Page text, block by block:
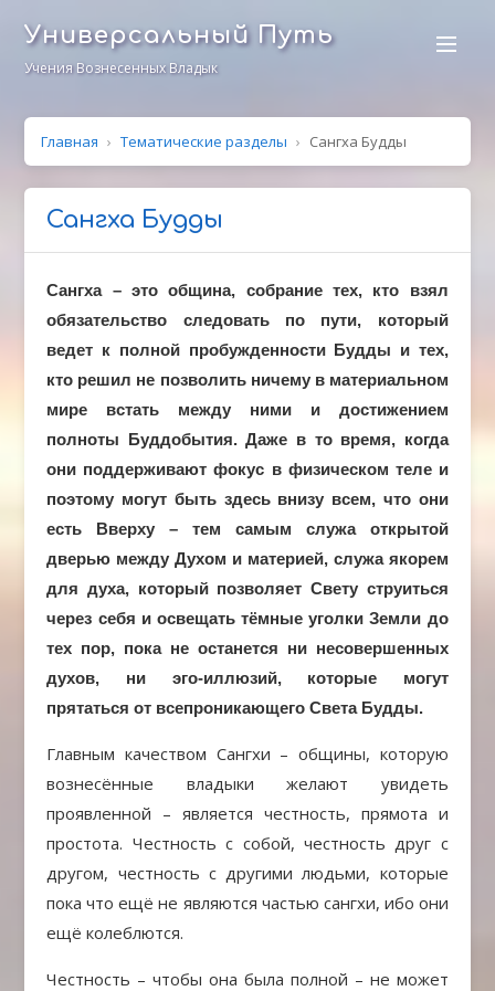
Универсальный Путь
Учения Вознесенных Владык
Главная › Тематические разделы › Сангха Будды
Сангха Будды
Cангха – это община, собрание тех, кто взял
обязательство следовать по пути, который
ведет к полной пробужденности Будды и тех,
кто решил не позволить ничему в материальном
мире встать между ними и достижением
полноты Буддобытия. Даже в то время, когда
они поддерживают фокус в физическом теле и
поэтому могут быть здесь внизу всем, что они
есть Вверху – тем самым служа открытой
дверью между Духом и материей, служа якорем
для духа, который позволяет Свету струиться
через себя и освещать тёмные уголки Земли до
тех пор, пока не останется ни несовершенных
духов, ни эго-иллюзий, которые могут
прятаться от всепроникающего Света Будды.
Главным качеством Сангхи – общины, которую
вознесённые владыки желают увидеть
проявленной – является честность, прямота и
простота. Честность с собой, честность друг с
другом, честность с другими людьми, которые
пока что ещё не являются частью сангхи, ибо они
ещё колеблются.
Честность – чтобы она была полной – не может